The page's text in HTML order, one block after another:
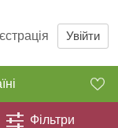
Увійти
Фільтри